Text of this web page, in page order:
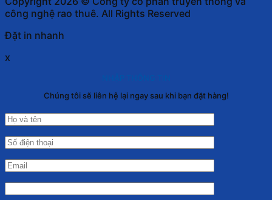
công nghệ rao thuê. All Rights Reserved
Đặt in nhanh
x
Chúng tôi sẽ liên hệ lại ngay sau khi bạn đặt hàng!